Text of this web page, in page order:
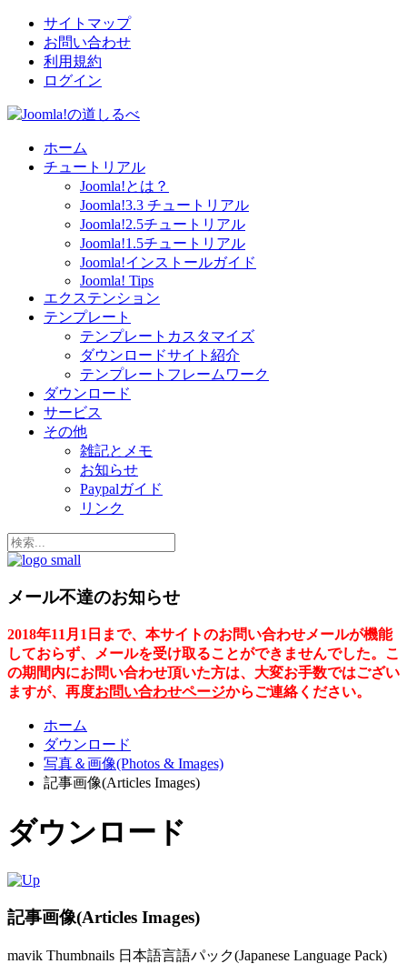
サイトマップ
お問い合わせ
利用規約
ログイン
ホーム
チュートリアル
Joomla!とは？
Joomla!3.3 チュートリアル
Joomla!2.5チュートリアル
Joomla!1.5チュートリアル
Joomla!インストールガイド
Joomla! Tips
エクステンション
テンプレート
テンプレートカスタマイズ
ダウンロードサイト紹介
テンプレートフレームワーク
ダウンロード
サービス
その他
雑記とメモ
お知らせ
Paypalガイド
リンク
メール不達のお知らせ
2018年11月1日まで、本サイトのお問い合わせメールが機能
しておらず、メールを受け取ることができませんでした。こ
の期間内にお問い合わせ頂いた方は、大変お手数ではござい
ますが、再度お問い合わせページからご連絡ください。
ホーム
ダウンロード
写真＆画像(Photos & Images)
記事画像(Articles Images)
ダウンロード
記事画像(Articles Images)
mavik Thumbnails 日本語言語パック(Japanese Language Pack)